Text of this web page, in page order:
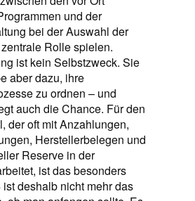
und der
bei der Auswahl der
Rolle spielen.
ist kein Selbstzweck. Sie
aber dazu, ihre
zu ordnen – und
auch die Chance. Für den
der oft mit Anzahlungen,
Herstellerbelegen und
Reserve in der
ist das besonders
deshalb nicht mehr das